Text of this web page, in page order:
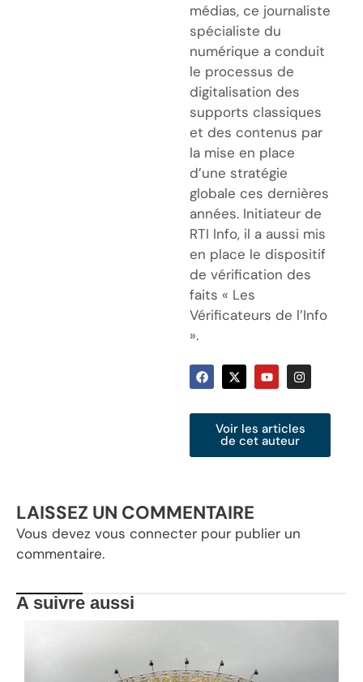
médias, ce journaliste
spécialiste du
numérique a conduit
le processus de
digitalisation des
supports classiques
et des contenus par
la mise en place
d’une stratégie
globale ces dernières
années. Initiateur de
RTI Info, il a aussi mis
en place le dispositif
de vérification des
faits « Les
Vérificateurs de l’Info
».
Voir les articles
de cet auteur
LAISSEZ UN COMMENTAIRE
Vous devez vous connecter pour publier un
commentaire.
A suivre aussi